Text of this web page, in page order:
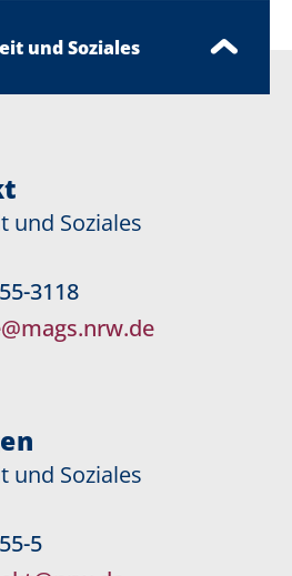
und Soziales
und Soziales
3118
und Soziales
5